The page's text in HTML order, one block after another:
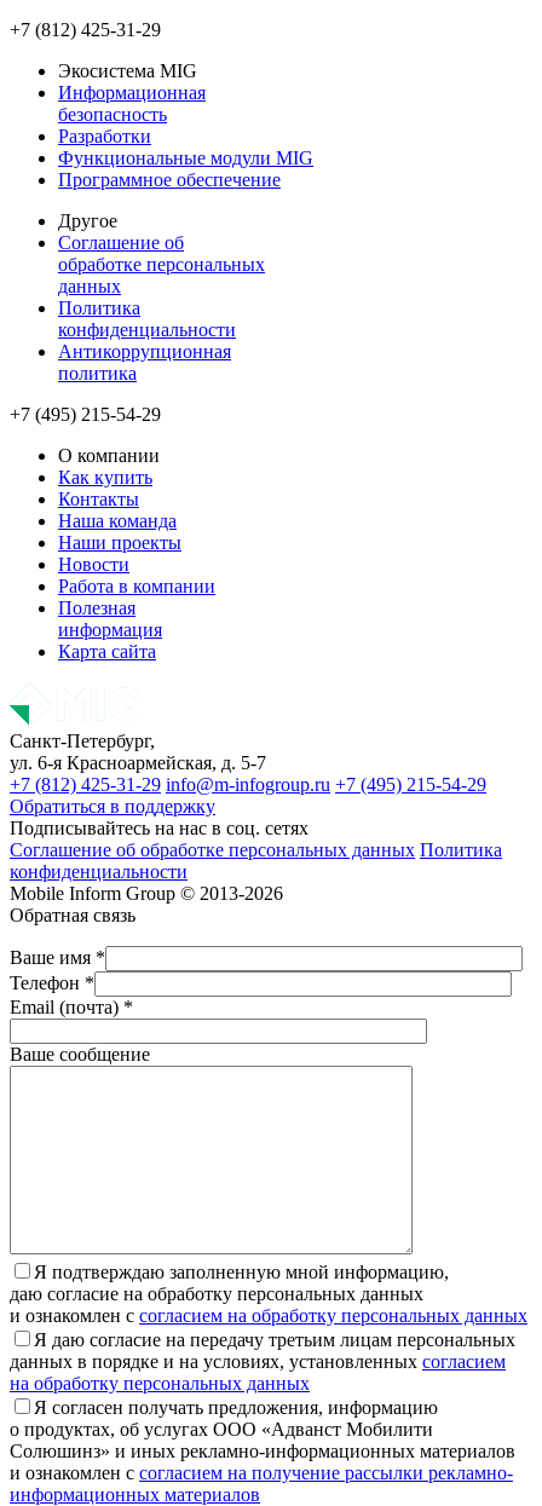
+7 (812) 425-31-29
Экосистема MIG
Информационная
безопасность
Разработки
Функциональные модули MIG
Программное обеспечение
Другое
Соглашение об
обработке персональных
данных
Политика
конфиденциальности
Антикоррупционная
политика
+7 (495) 215-54-29
О компании
Как купить
Контакты
Наша команда
Наши проекты
Новости
Работа в компании
Полезная
информация
Карта сайта
Санкт-Петербург,
ул. 6-я Красноармейская, д. 5-7
+7 (812) 425-31-29 info@m-infogroup.ru +7 (495) 215-54-29
Обратиться в поддержку
Подписывайтесь на нас в соц. сетях
Соглашение об обработке персональных данных Политика
конфиденциальности
Mobile Inform Group © 2013-2026
Обратная связь
Ваше имя *
Телефон *
Email (почта) *
Ваше сообщение
Я подтверждаю заполненную мной информацию,
даю согласие на обработку персональных данных
и ознакомлен с согласием на обработку персональных данных
Я даю согласие на передачу третьим лицам персональных
данных в порядке и на условиях, установленных согласием
на обработку персональных данных
Я согласен получать предложения, информацию
о продуктах, об услугах ООО «Адванст Мобилити
Солюшинз» и иных рекламно-информационных материалов
и ознакомлен с согласием на получение рассылки рекламно-
информационных материалов